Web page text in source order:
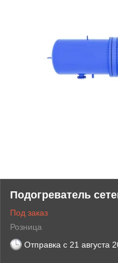
Подогреватель
Под заказ
Розница
Отправка с 21 августа